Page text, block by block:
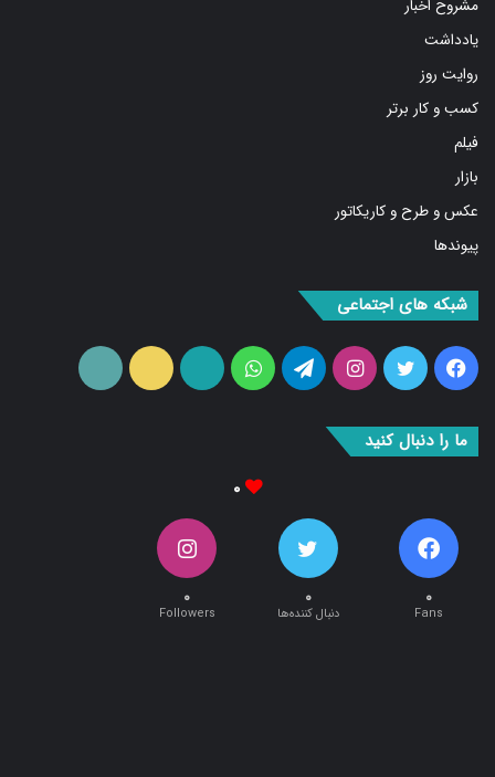
یادداشت
روایت روز
کسب و کار برتر
فیلم
بازار
عکس و طرح و کاریکاتور
پیوندها
فیس
بوک
توییتراینستاگرامتلگرامواتس
آپ
آپارات ایتا